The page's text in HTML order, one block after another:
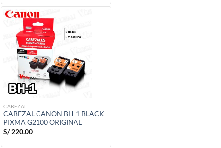
era:
es:
CABEZAL
CABEZAL CANON BH-1 BLACK
PIXMA G2100 ORIGINAL
S/220.00